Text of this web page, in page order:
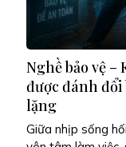
Nghề bảo vệ
được đánh
lặng
Giữa nhịp sống